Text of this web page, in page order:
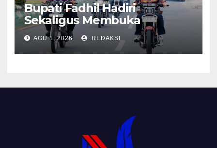
Bupati Fadhil Hadiri
Sekaligus Membuka
Kegiatan Batanghari King
Club
AGU 1, 2026 REDAKSI